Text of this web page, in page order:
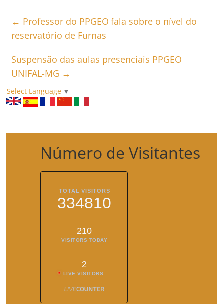
← Professor do PPGEO fala sobre o nível do
reservatório de Furnas
Suspensão das aulas presenciais PPGEO
UNIFAL-MG →
Select Language ▼
Número de Visitantes
TOTAL VISITORS
334810
210
VISITORS TODAY
2
LIVE VISITORS